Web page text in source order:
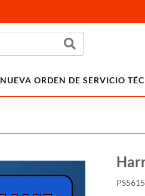
NUEVA ORDEN DE SERVICIO
PS5615